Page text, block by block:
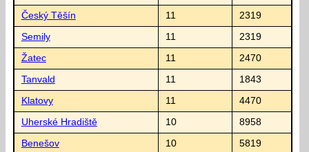
Český Těšín 11 2319
Semily 11 2319
Žatec 11 2470
Tanvald 11 1843
Klatovy 11 4470
Uherské Hradiště 10 8958
Benešov 10 5819